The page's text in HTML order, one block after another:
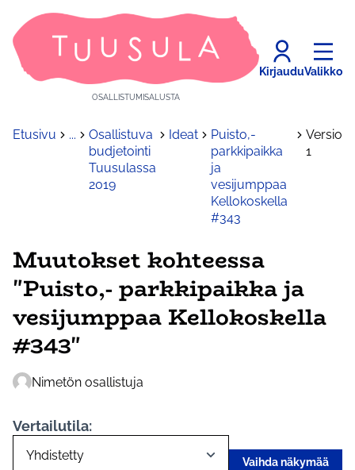
OSALLISTUMISALUSTA
KirjauduValikko
Etusivu ...
Osallistuva
budjetointi
Tuusulassa
2019
Ideat
Puisto,-
parkkipaikka
ja
vesijumppaa
Kellokoskella
#343
Versio
1
Muutokset kohteessa
"Puisto,- parkkipaikka ja
vesijumppaa Kellokoskella
#343"
Nimetön osallistuja
Vertailutila:
Vaihda näkymää